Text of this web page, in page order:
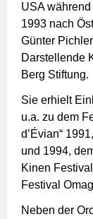
USA
1993 nach
Günter
Darstellende
Berg Stiftung.
Sie erhielt
u.a. zu dem
d’Évian“
und 1994,
Kinen
Festival
Neben der